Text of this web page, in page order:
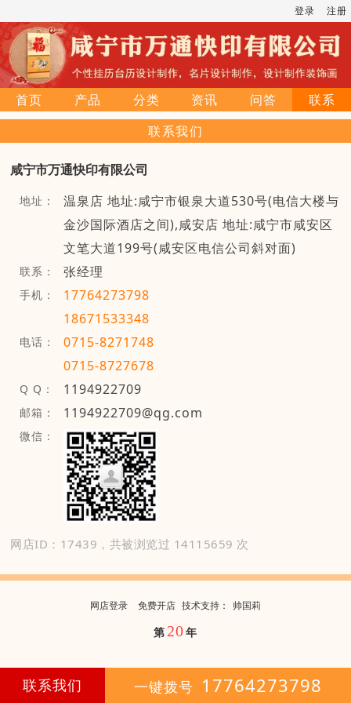
登录 注册
首页 产品 分类 资讯 问答
联系
联系我们
咸宁市万通快印有限公司
地址：
温泉店 地址:咸宁市银泉大道530号(电信大楼与
金沙国际酒店之间),咸安店 地址:咸宁市咸安区
文笔大道199号(咸安区电信公司斜对面)
联系： 张经理
手机：
17764273798
18671533348
电话：
0715-8271748
0715-8727678
Q Q： 1194922709
邮箱： 1194922709@qg.com
微信：
网店ID：17439，共被浏览过 14115659 次
网店登录 免费开店 技术支持 ： 帅国莉
第 20年
联系我们 一键拨号 17764273798